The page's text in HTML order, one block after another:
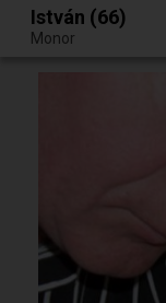
Egy jó randiból bármi lehet.
István (66)
Monor